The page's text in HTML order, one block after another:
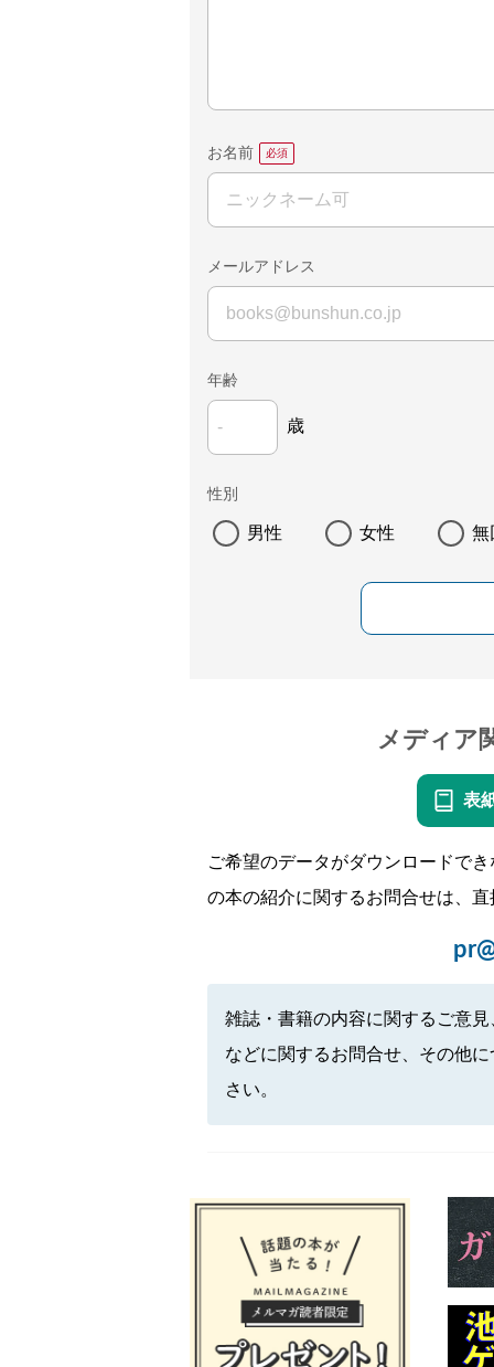
お名前
メールアドレス
年齢
歳
性別
男性 女性 無
メディア
表
ご希望のデータがダウンロードで
の本の紹介に関するお問合せは、
雑誌・書籍の内容に関するご意
などに関するお問合せ、その他
さい。